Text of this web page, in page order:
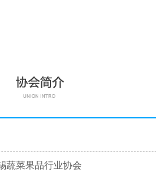
蔬菜果品行业协会